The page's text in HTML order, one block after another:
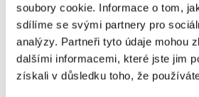
soubory cookie. Informace o tom,
sdílíme se svými partnery pro
analýzy. Partneři tyto údaje mohou
dalšími informacemi, které jste jim
získali v důsledku toho, že
Všechny Česko